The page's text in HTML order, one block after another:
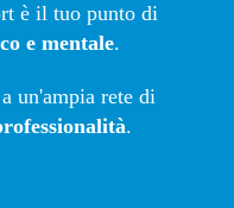
è il tuo punto di
e mentale.
un'ampia rete di
.